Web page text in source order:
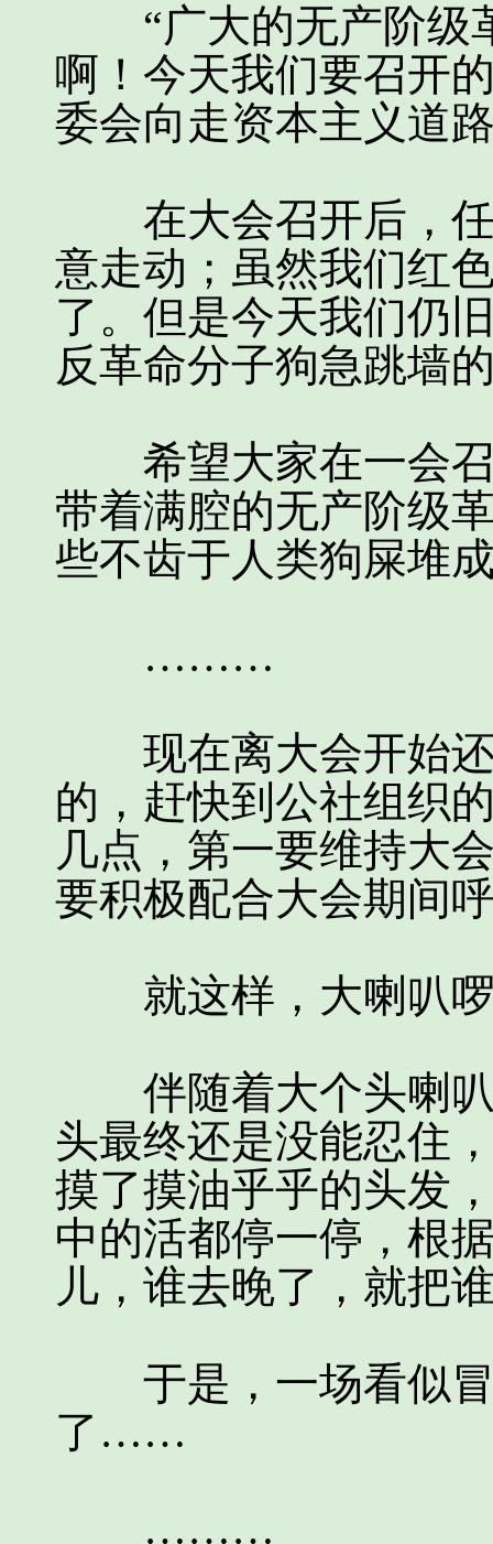
“广大的无产阶级
啊！今天我们要召开
委会向走资本主义道
在大会召开后，任
意走动；虽然我们红
了。但是今天我们仍
反革命分子狗急跳墙
希望大家在一会召
带着满腔的无产阶级
些不齿于人类狗屎堆
………
现在离大会开始还
的，赶快到公社组织
几点，第一要维持大
要积极配合大会期间
就这样，大喇叭啰
伴随着大个头喇叭
头最终还是没能忍住
摸了摸油乎乎的头发
中的活都停一停，根
儿，谁去晚了，就
于是，一场看似冒
了……
………